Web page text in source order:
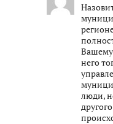
Вашему
него
люди,